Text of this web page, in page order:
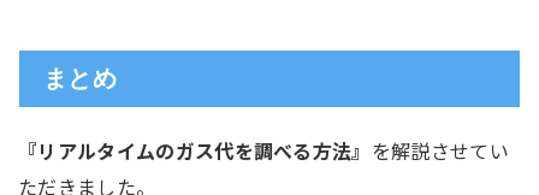
まとめ
『リアルタイムのガス代を調べる方法』 を解説させてい
ただきました。